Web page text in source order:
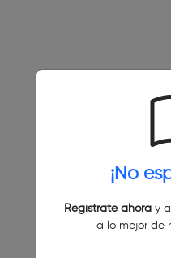
¡No
Regístrate ahoray
a lo mejor de